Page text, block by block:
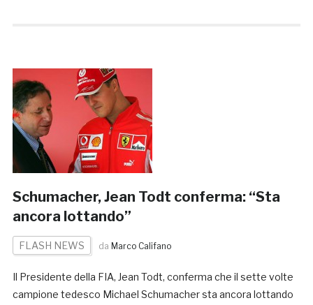
Schumacher, Jean Todt conferma: “Sta
ancora lottando”
FLASH NEWS da Marco Califano
Il Presidente della FIA, Jean Todt, conferma che il sette volte
campione tedesco Michael Schumacher sta ancora lottando